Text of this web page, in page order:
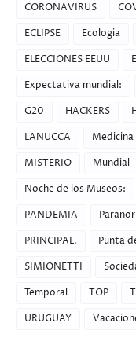
CORONAVIRUS
ECLIPSE
Ecologia
ELECCIONES EEUU
Expectativa mundial:
G20
HACKERS
LANUCCA
Medicina
MISTERIO
Mundial
Noche de los Museos:
PANDEMIA
PRINCIPAL.
Punta
SIMIONETTI
Temporal
TOP
URUGUAY